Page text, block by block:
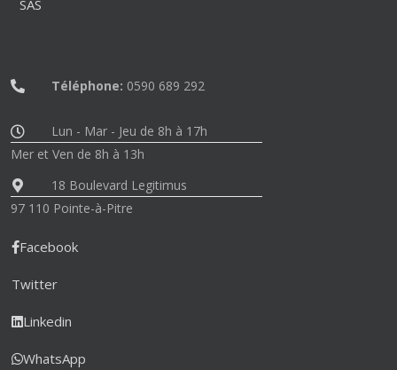
SAS
Téléphone: 0590 689 292
Lun - Mar - Jeu de 8h à 17h
Mer et Ven de 8h à 13h
18 Boulevard Legitimus
97 110 Pointe-à-Pitre
Facebook
Twitter
Linkedin
WhatsApp